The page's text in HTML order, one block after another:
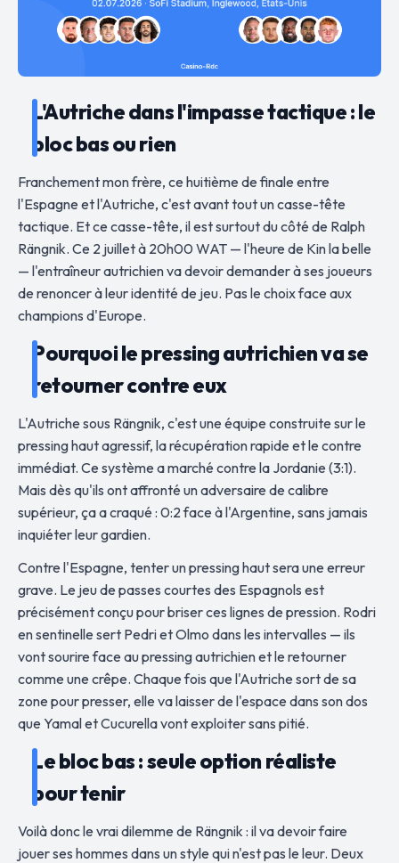
L'Autriche dans l'impasse tactique : le
bloc bas ou rien
Franchement mon frère, ce huitième de finale entre
l'Espagne et l'Autriche, c'est avant tout un casse-tête
tactique. Et ce casse-tête, il est surtout du côté de Ralph
Rängnik. Ce 2 juillet à 20h00 WAT — l'heure de Kin la belle
— l'entraîneur autrichien va devoir demander à ses joueurs
de renoncer à leur identité de jeu. Pas le choix face aux
champions d'Europe.
Pourquoi le pressing autrichien va se
retourner contre eux
L'Autriche sous Rängnik, c'est une équipe construite sur le
pressing haut agressif, la récupération rapide et le contre
immédiat. Ce système a marché contre la Jordanie (3:1).
Mais dès qu'ils ont affronté un adversaire de calibre
supérieur, ça a craqué : 0:2 face à l'Argentine, sans jamais
inquiéter leur gardien.
Contre l'Espagne, tenter un pressing haut sera une erreur
grave. Le jeu de passes courtes des Espagnols est
précisément conçu pour briser ces lignes de pression. Rodri
en sentinelle sert Pedri et Olmo dans les intervalles — ils
vont sourire face au pressing autrichien et le retourner
comme une crêpe. Chaque fois que l'Autriche sort de sa
zone pour presser, elle va laisser de l'espace dans son dos
que Yamal et Cucurella vont exploiter sans pitié.
Le bloc bas : seule option réaliste
pour tenir
Voilà donc le vrai dilemme de Rängnik : il va devoir faire
jouer ses hommes dans un style qui n'est pas le leur. Deux